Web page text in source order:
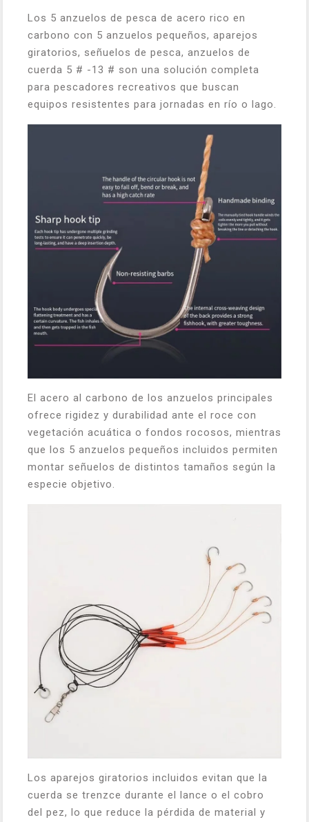
Los 5 anzuelos de pesca de acero rico en
carbono con 5 anzuelos pequeños, aparejos
giratorios, señuelos de pesca, anzuelos de
cuerda 5 # -13 # son una solución completa
para pescadores recreativos que buscan
equipos resistentes para jornadas en río o lago.
El acero al carbono de los anzuelos principales
ofrece rigidez y durabilidad ante el roce con
vegetación acuática o fondos rocosos, mientras
que los 5 anzuelos pequeños incluidos permiten
montar señuelos de distintos tamaños según la
especie objetivo.
Los aparejos giratorios incluidos evitan que la
cuerda se trenzce durante el lance o el cobro
del pez, lo que reduce la pérdida de material y